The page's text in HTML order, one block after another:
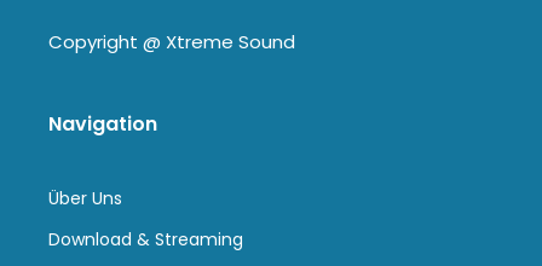
Copyright @ Xtreme Sound
Navigation
Über Uns
Download & Streaming